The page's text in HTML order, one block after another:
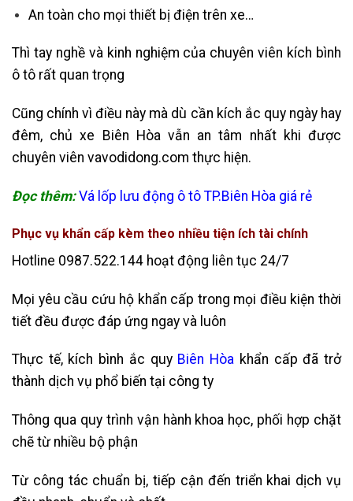
An toàn cho mọi thiết bị điện trên xe…
Thì tay nghề và kinh nghiệm của chuyên viên kích bình
ô tô rất quan trọng
Cũng chính vì điều này mà dù cần kích ắc quy ngày hay
đêm, chủ xe Biên Hòa vẫn an tâm nhất khi được
chuyên viên vavodidong.com thực hiện.
Đọc thêm: Vá lốp lưu động ô tô TP.Biên Hòa giá rẻ
Phục vụ khẩn cấp kèm theo nhiều tiện ích tài chính
Hotline 0987.522.144 hoạt động liên tục 24/7
Mọi yêu cầu cứu hộ khẩn cấp trong mọi điều kiện thời
tiết đều được đáp ứng ngay và luôn
Thực tế, kích bình ắc quy Biên Hòa khẩn cấp đã trở
thành dịch vụ phổ biến tại công ty
Thông qua quy trình vận hành khoa học, phối hợp chặt
chẽ từ nhiều bộ phận
Từ công tác chuẩn bị, tiếp cận đến triển khai dịch vụ